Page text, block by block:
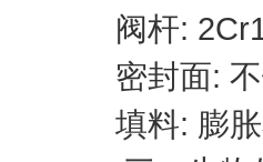
阀杆:
密封面:
填料: 膨